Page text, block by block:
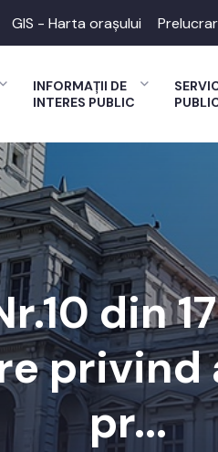
GIS - Harta orașului
INFORMAȚII DE
INTERES PUBLIC
din
privind
pr...